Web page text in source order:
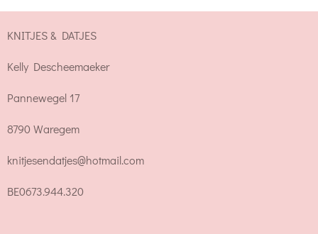
KNITJES & DATJES
Kelly Descheemaeker
Pannewegel 17
8790 Waregem
knitjesendatjes@hotmail.com
BE0673.944.320